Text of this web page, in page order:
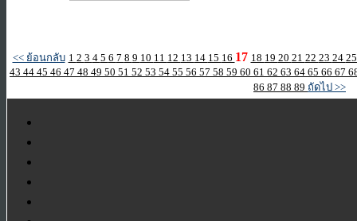
<< ย้อนกลับ 1 2 3 4 5 6 7 8 9 10 11 12 13 14 15 16 17 18 19 20 21 22 23 24
43 44 45 46 47 48 49 50 51 52 53 54 55 56 57 58 59 60 61 62 63 64 65 66 67
86 87 88 89 ถัดไป >>